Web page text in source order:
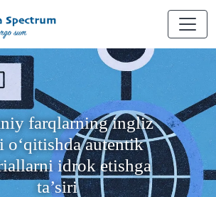
farqlarning ingliz
autentik
idrok etishga
ta’siri